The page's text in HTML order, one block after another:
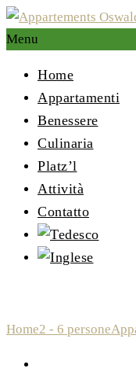
Menu
Home
Appartamenti
Benessere
Culinaria
Platz’l
Attività
Contatto
Home2 - 6 persone